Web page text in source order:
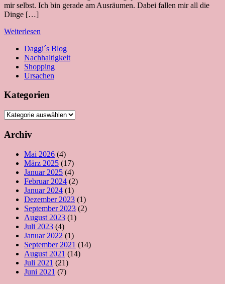
mir selbst. Ich bin gerade am Ausräumen. Dabei fallen mir all die
Dinge […]
Weiterlesen
Daggi´s Blog
Nachhaltigkeit
Shopping
Ursachen
Kategorien
Kategorien
Archiv
Mai 2026 (4)
März 2025 (17)
Januar 2025 (4)
Februar 2024 (2)
Januar 2024 (1)
Dezember 2023 (1)
September 2023 (2)
August 2023 (1)
Juli 2023 (4)
Januar 2022 (1)
September 2021 (14)
August 2021 (14)
Juli 2021 (21)
Juni 2021 (7)